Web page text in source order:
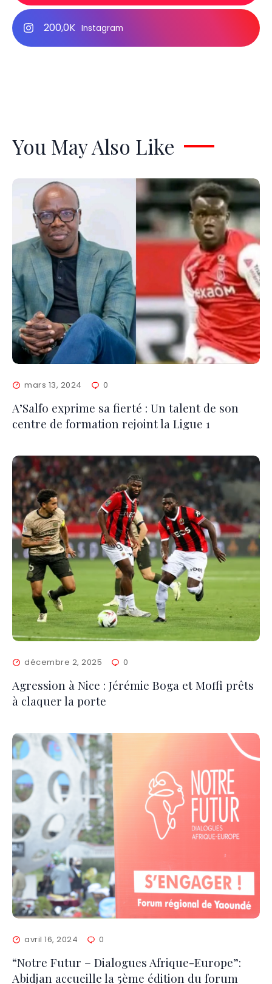
200,0K Instagram
You May Also Like
mars 13, 2024 0
A’Salfo exprime sa fierté : Un talent de son
centre de formation rejoint la Ligue 1
décembre 2, 2025 0
Agression à Nice : Jérémie Boga et Moffi prêts
à claquer la porte
avril 16, 2024 0
“Notre Futur – Dialogues Afrique-Europe”:
Abidjan accueille la 5ème édition du forum